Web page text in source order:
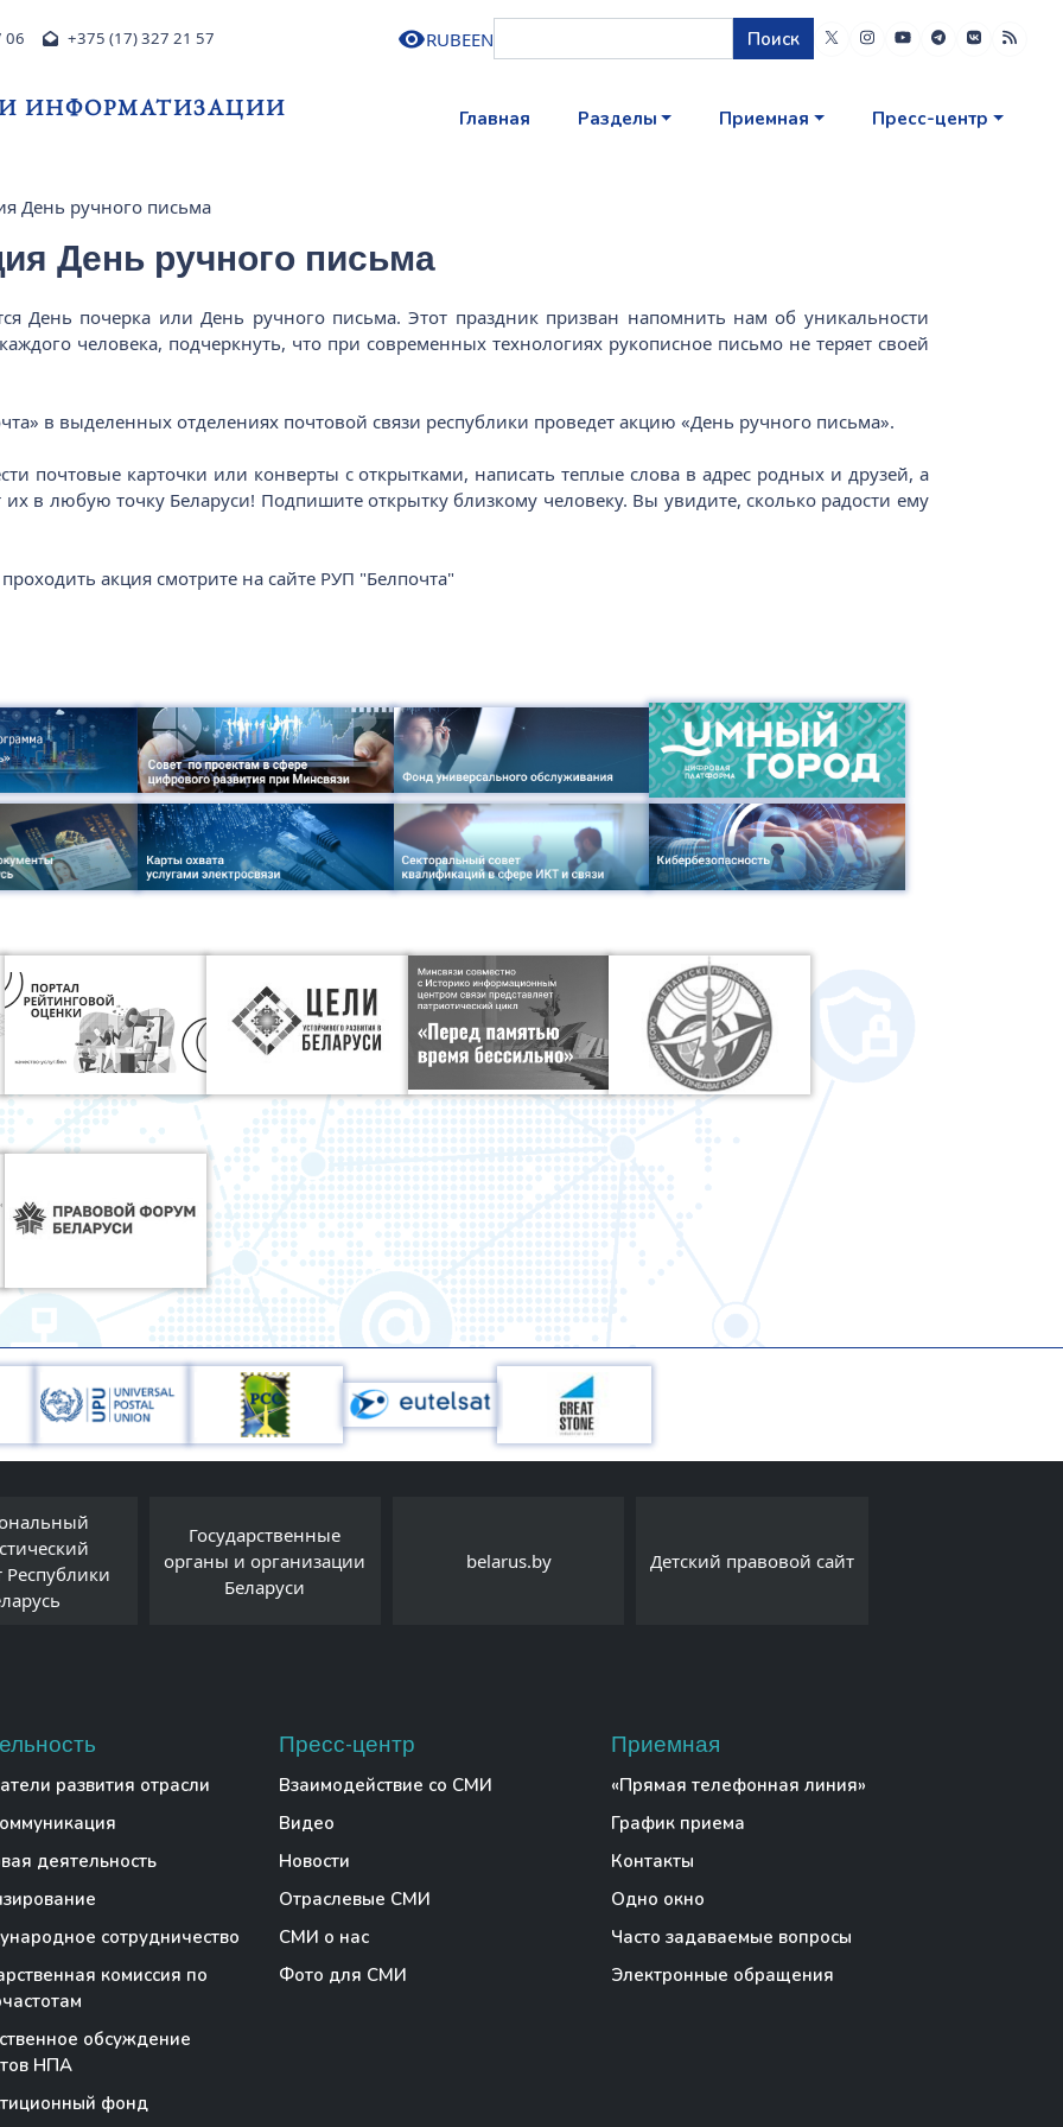
06 +375 (17) 327 21 57 RUBEEN Поиск
ИНФОРМАТИЗАЦИИ
Главная Разделы Приемная Пресс-центр
День ручного письма
День ручного письма
День почерка или День ручного письма. Этот праздник призван напомнить нам об уникальности
человека, подчеркнуть, что при современных технологиях рукописное письмо не теряет своей
в выделенных отделениях почтовой связи республики проведет акцию «День ручного письма».
почтовые карточки или конверты с открытками, написать теплые слова в адрес родных и друзей, а
их в любую точку Беларуси! Подпишите открытку близкому человеку. Вы увидите, сколько радости ему
акция смотрите на сайте РУП "Белпочта"
Республики
Государственные
органы и организации
Беларуси
belarus.by Детский правовой сайт
развития отрасли
деятельность
сотрудничество
комиссия по
обсуждение
НПА
фонд
Пресс-центр
Взаимодействие со СМИ
Видео
Новости
Отраслевые СМИ
СМИ о нас
Фото для СМИ
Приемная
«Прямая телефонная линия»
График приема
Контакты
Одно окно
Часто задаваемые вопросы
Электронные обращения